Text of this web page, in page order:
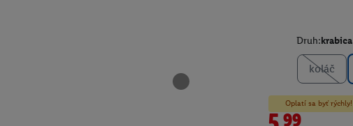
Druh:
koláč
Oplatí sa byť